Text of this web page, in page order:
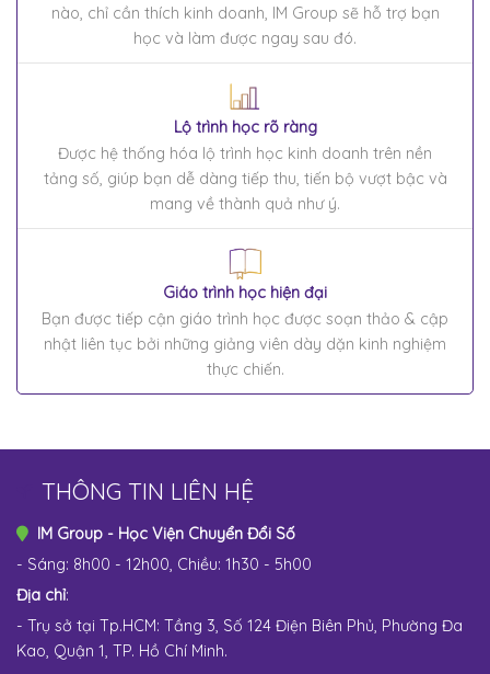
THÔNG TIN LIÊN HỆ
IM Group - Học Viện Chuyển Đổi Số
- Sáng: 8h00 - 12h00, Chiều: 1h30 - 5h00
Địa chỉ:
- Trụ sở tại Tp.HCM: Tầng 3, Số 124 Điện Biên Phủ, Phường Đa
Kao, Quận 1, TP. Hồ Chí Minh.
nào, chỉ cần thích kinh doanh, IM Group sẽ hỗ trợ bạn
học và làm được ngay sau đó.
Lộ trình học rõ ràng
Được hệ thống hóa lộ trình học kinh doanh trên nền
tảng số, giúp bạn dễ dàng tiếp thu, tiến bộ vượt bậc và
mang về thành quả như ý.
Giáo trình học hiện đại
Bạn được tiếp cận giáo trình học được soạn thảo & cập
nhật liên tục bởi những giảng viên dày dặn kinh nghiệm
thực chiến.